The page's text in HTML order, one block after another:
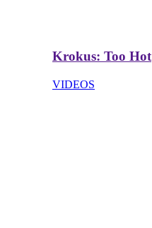
Krokus: Too Hot
VIDEOS